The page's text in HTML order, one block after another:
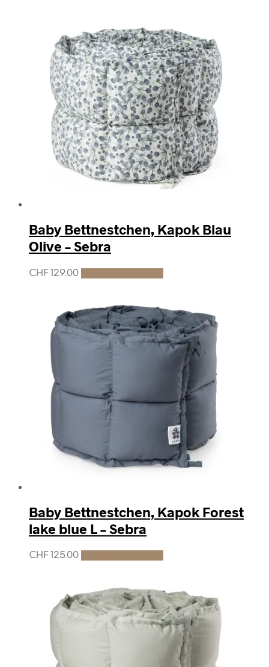
Baby Bettnestchen, Kapok Blau
Olive – Sebra
CHF 129.00
Baby Bettnestchen, Kapok Forest
lake blue L – Sebra
CHF 125.00